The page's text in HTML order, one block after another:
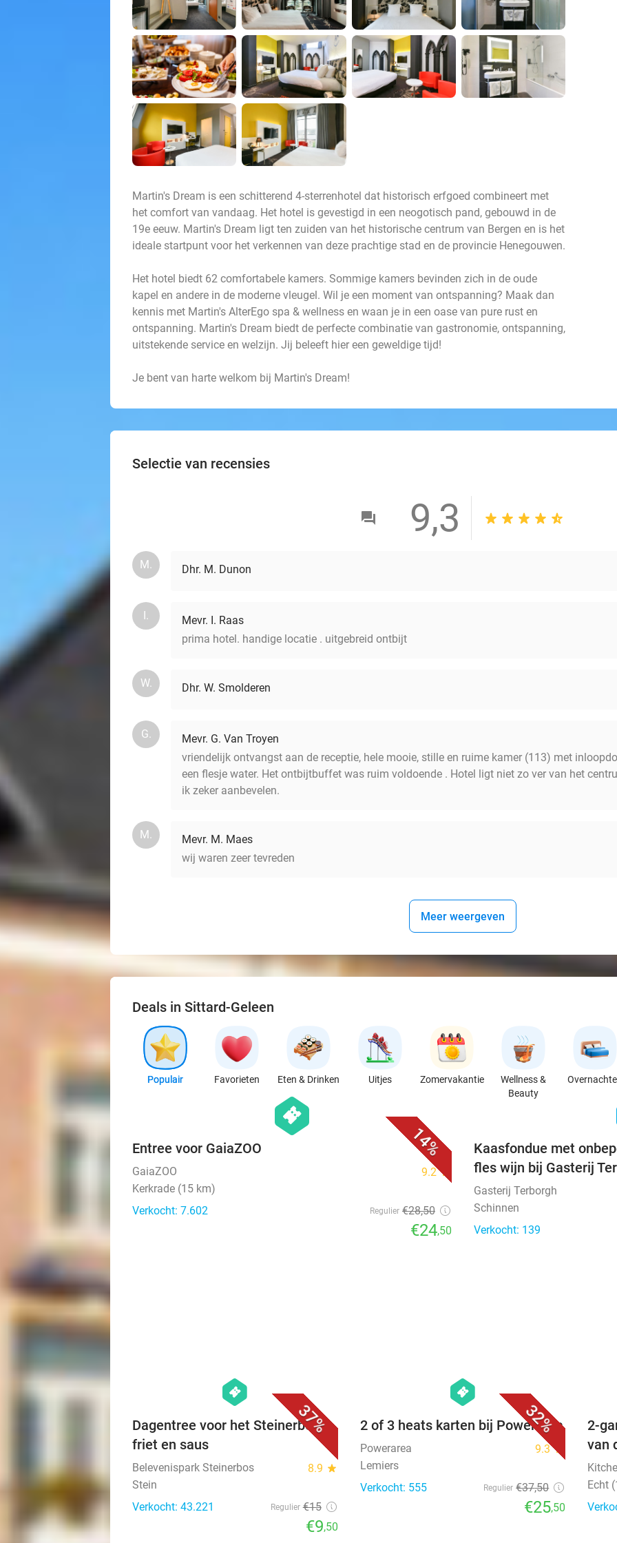
Martin's Dream is een schitterend 4-sterrenhotel dat historisch erfgoed combineert met
het comfort van vandaag. Het hotel is gevestigd in een neogotisch pand, gebouwd in de
19e eeuw. Martin's Dream ligt ten zuiden van het historische centrum van Bergen en is het
ideale startpunt voor het verkennen van deze prachtige stad en de provincie Henegouwen.
Het hotel biedt 62 comfortabele kamers. Sommige kamers bevinden zich in de oude
kapel en andere in de moderne vleugel. Wil je een moment van ontspanning? Maak dan
kennis met Martin's AlterEgo spa & wellness en waan je in een oase van pure rust en
ontspanning. Martin's Dream biedt de perfecte combinatie van gastronomie, ontspanning,
uitstekende service en welzijn. Jij beleeft hier een geweldige tijd!
Je bent van harte welkom bij Martin's Dream!
Selectie van recensies
9,3
M. Dhr. M. Dunon
I.
Mevr. I. Raas
prima hotel. handige locatie . uitgebreid ontbijt
W. Dhr. W. Smolderen
G.
Mevr. G. Van Troyen
vriendelijk ontvangst aan de receptie, hele mooie, stille en ruime kamer (113) met
een flesje water. Het ontbijtbuffet was ruim voldoende . Hotel ligt niet zo ver van het
ik zeker aanbevelen.
M.
Mevr. M. Maes
wij waren zeer tevreden
Meer weergeven
Deals in Sittard-Geleen
Populair Favorieten Eten & Drinken Uitjes Zomervakantie
Wellness &
Beauty
14%
hexagon
events
Entree voor GaiaZOO
GaiaZOO 9.2star
Kerkrade (15 km)
Verkocht: 7.602
Regulier €28,50
€24,50
Kaasfondue met
fles wijn bij Gasterij
Gasterij Terborgh
Schinnen
Verkocht: 139
37%
hexagon
events
Dagentree voor het Steinerbos +
friet en saus
Belevenispark Steinerbos 8.9 star
Stein
Verkocht: 43.221
Regulier €15
€9,50
32%
hexagon
events
2 of 3 heats karten bij Powerarea
Powerarea 9.3star
Lemiers
Verkocht: 555
Regulier €37,50
€25,50
2-
van
Echt